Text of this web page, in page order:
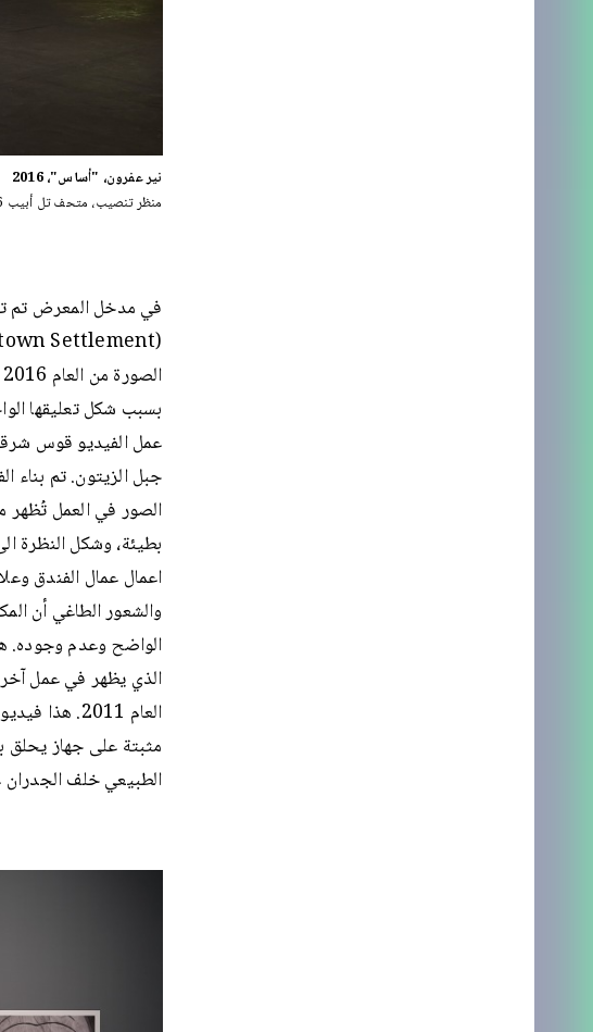
نير عفرون، "أساس"، 2016
منظر تنصيب، متحف تل أبيب 2016. تصميم فضاء: دان حسون. تصوير: العاد سريغ
في مدخل المعرض تم
بسبب شكل تعليقها
الصور في العمل تُظهر
بطيئة، وشكل النظرة
اعمال عمال الفندق
والشعور الطاغي أن
الواضح وعدم وجوده.
مثبتة على جهاز يحلق
الطبيعي خلف الجدران